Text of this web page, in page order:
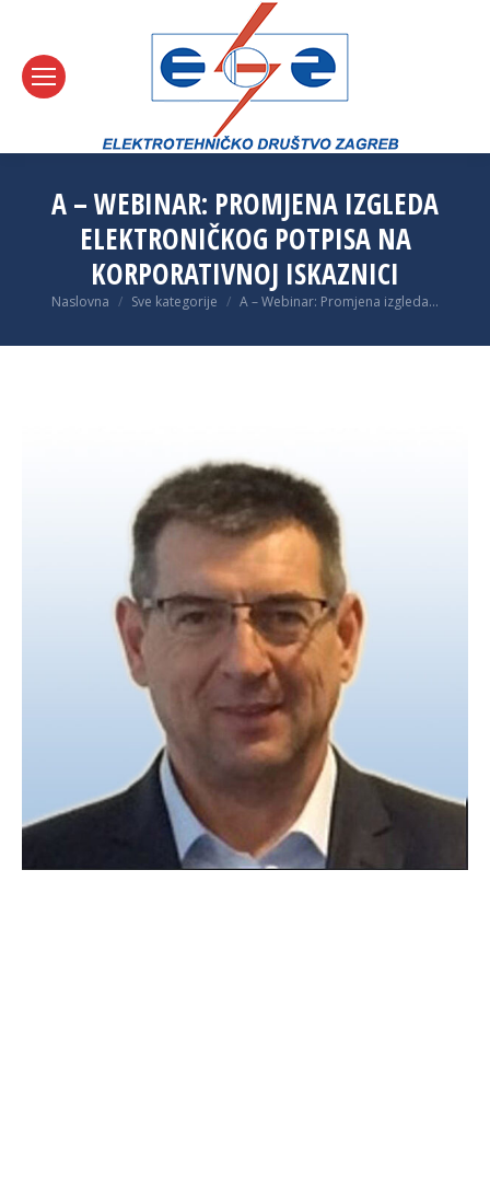
A – WEBINAR: PROMJENA IZGLEDA
ELEKTRONIČKOG POTPISA NA
KORPORATIVNOJ ISKAZNICI
You are here:
Naslovna Sve kategorije A – Webinar: Promjena izgleda…